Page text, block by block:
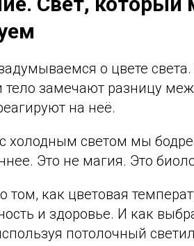
о цвете
тело замечают разницу
на неё.
холодным светом мы
Это не магия. Это
том, как цветовая
и здоровье. И как
потолочный